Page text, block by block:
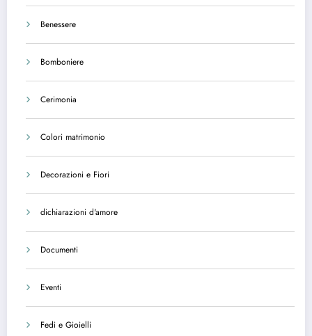
Benessere
Bomboniere
Cerimonia
Colori matrimonio
Decorazioni e Fiori
dichiarazioni d'amore
Documenti
Eventi
Fedi e Gioielli